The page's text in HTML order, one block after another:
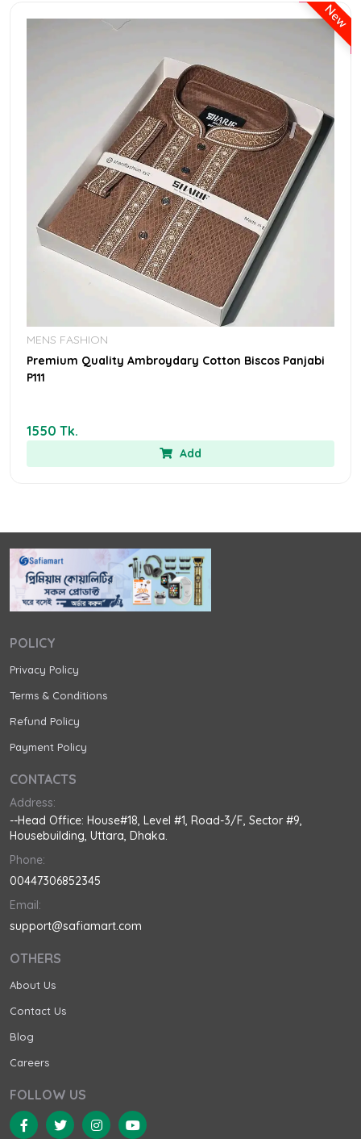
New
MENS FASHION
Premium Quality Ambroydary Cotton Biscos Panjabi
P111
1550 Tk.
Add
POLICY
Privacy Policy
Terms & Conditions
Refund Policy
Payment Policy
CONTACTS
Address:
--Head Office: House#18, Level #1, Road-3/F, Sector #9,
Housebuilding, Uttara, Dhaka.
Phone:
00447306852345
Email:
support@safiamart.com
OTHERS
About Us
Contact Us
Blog
Careers
FOLLOW US